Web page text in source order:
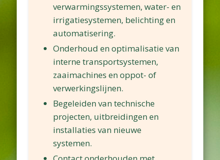
verwarmingssystemen, water- en
irrigatiesystemen, belichting en
automatisering.
Onderhoud en optimalisatie van
interne transportsystemen,
zaaimachines en oppot- of
verwerkingslijnen.
Begeleiden van technische
projecten, uitbreidingen en
installaties van nieuwe
systemen.